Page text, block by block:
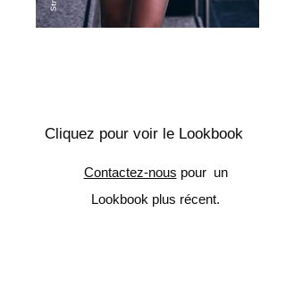
Cliquez pour voir le Lookbook
Contactez-nous pour un
Lookbook plus récent.